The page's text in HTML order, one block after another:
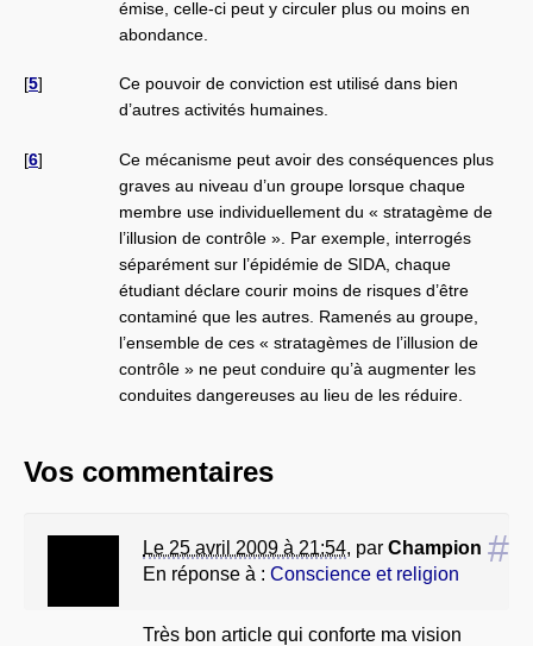
émise, celle-ci peut y circuler plus ou moins en
abondance.
[5]
Ce pouvoir de conviction est utilisé dans bien
d’autres activités humaines.
[6]
Ce mécanisme peut avoir des conséquences plus
graves au niveau d’un groupe lorsque chaque
membre use individuellement du « stratagème de
l’illusion de contrôle ». Par exemple, interrogés
séparément sur l’épidémie de SIDA, chaque
étudiant déclare courir moins de risques d’être
contaminé que les autres. Ramenés au groupe,
l’ensemble de ces « stratagèmes de l’illusion de
contrôle » ne peut conduire qu’à augmenter les
conduites dangereuses au lieu de les réduire.
Vos commentaires
#
Le 25 avril 2009 à 21:54, par Champion
En réponse à : Conscience et religion
Très bon article qui conforte ma vision